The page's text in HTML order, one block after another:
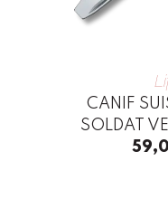
CANIF
SOLDAT